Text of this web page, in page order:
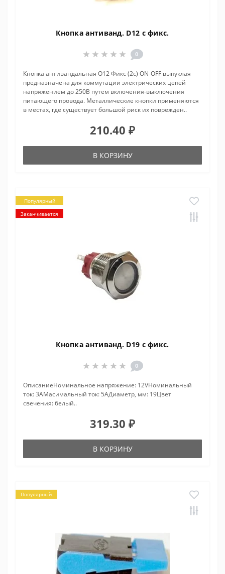
Кнопка антиванд. D12 с фикс.
0
Кнопка антивандальная O12 Фикс (2с) ON-OFF выпуклая
предназначена для коммутации электрических цепей
напряжением до 250В путем включения-выключения
питающего провода. Металлические кнопки применяются
в местах, где существует большой риск их поврежден..
210.40 ₽
В КОРЗИНУ
Популярный
Заканчивается
Кнопка антиванд. D19 с фикс.
0
ОписаниеНоминальное напряжение: 12VНоминальный
ток: 3AМасимальный ток: 5AДиаметр, мм: 19Цвет
свечения: белый..
319.30 ₽
В КОРЗИНУ
Популярный